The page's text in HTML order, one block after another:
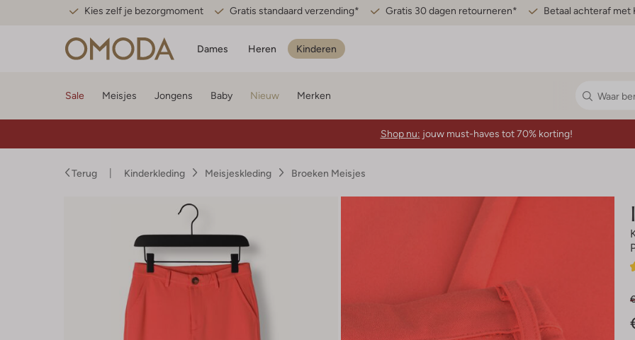
Kies zelf je bezorgmoment Gratis standaard verzending* Gratis 30 dagen retourneren* Betaal achteraf met
Dames Heren Kinderen
Sale Meisjes Jongens Baby Nieuw Merken
Shop nu: jouw must-haves tot 70% korting!
Terug Kinderkleding Meisjeskleding Broeken Meisjes